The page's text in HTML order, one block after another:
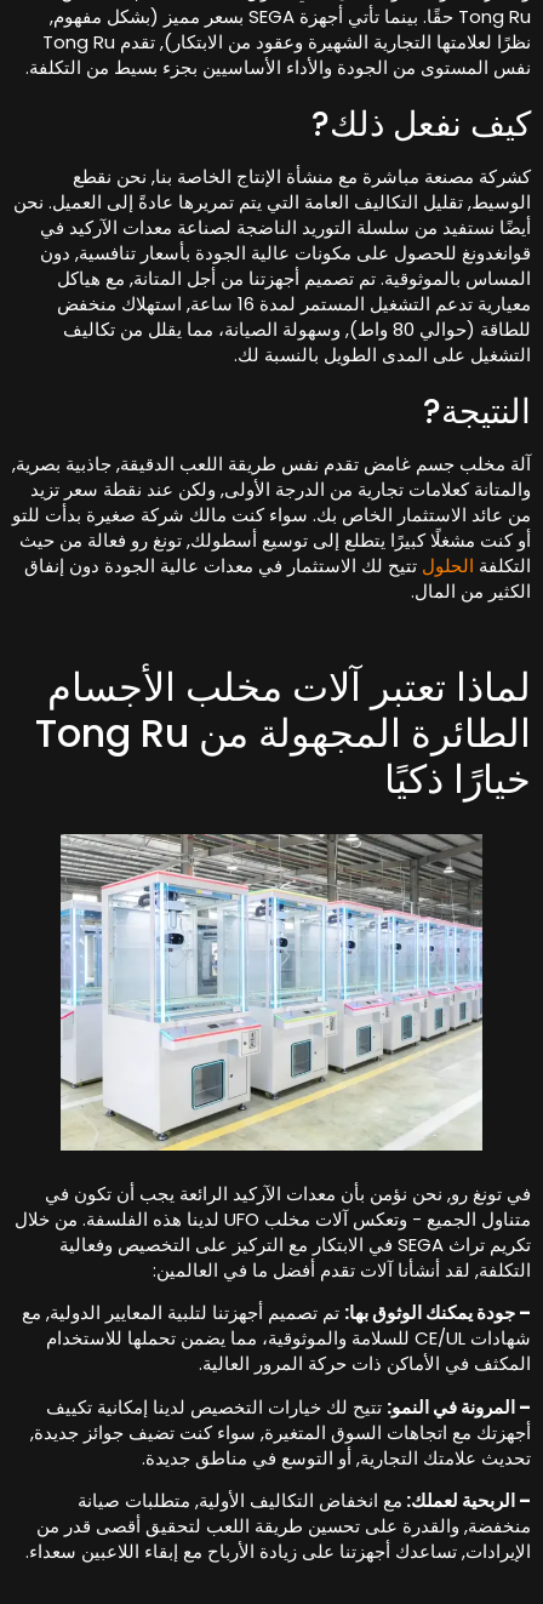
Tong Ru حقًا. بينما تأتي أجهزة SEGA بسعر مميز (بشكل مفهوم,
نظرًا لعلامتها التجارية الشهيرة وعقود من الابتكار), تقدم Tong Ru
المستوى من الجودة والأداء الأساسيين بجزء بسيط من التكلفة.
نفعل ذلك?
مصنعة مباشرة مع منشأة الإنتاج الخاصة بنا, نحن نقطع
تقليل التكاليف العامة التي يتم تمريرها عادةً إلى العميل. نحن
نستفيد من سلسلة التوريد الناضجة لصناعة معدات الآركيد في
للحصول على مكونات عالية الجودة بأسعار تنافسية, دون
بالموثوقية. تم تصميم أجهزتنا من أجل المتانة, مع هياكل
معيارية تدعم التشغيل المستمر لمدة 16 ساعة, استهلاك منخفض
للطاقة (حوالي 80 واط), وسهولة الصيانة، مما يقلل من تكاليف
على المدى الطويل بالنسبة لك.
مخلب جسم غامض تقدم نفس طريقة اللعب الدقيقة, جاذبية بصرية,
كعلامات تجارية من الدرجة الأولى, ولكن عند نقطة سعر تزيد
عائد الاستثمار الخاص بك. سواء كنت مالك شركة صغيرة بدأت للتو
كنت مشغلًا كبيرًا يتطلع إلى توسيع أسطولك, تونغ رو فعالة من حيث
الحلولتتيح لك الاستثمار في معدات عالية الجودة دون إنفاق
من المال.
تعتبر آلات مخلب الأجسام
الطائرة المجهولة من Tong Ru
ذكيًا
تونغ رو, نحن نؤمن بأن معدات الآركيد الرائعة يجب أن تكون في
متناول الجميع - وتعكس آلات مخلب UFO لدينا هذه الفلسفة. من خلال
تكريم تراث SEGA في الابتكار مع التركيز على التخصيص وفعالية
لقد أنشأنا آلات تقدم أفضل ما في العالمين:
جودة يمكنك الوثوق بها:تم تصميم أجهزتنا لتلبية المعايير الدولية, مع
شهادات CE/UL للسلامة والموثوقية، مما يضمن تحملها للاستخدام
في الأماكن ذات حركة المرور العالية.
المرونة في النمو:تتيح لك خيارات التخصيص لدينا إمكانية تكييف
مع اتجاهات السوق المتغيرة, سواء كنت تضيف جوائز جديدة,
علامتك التجارية, أو التوسع في مناطق جديدة.
الربحية لعملك:مع انخفاض التكاليف الأولية, متطلبات صيانة
والقدرة على تحسين طريقة اللعب لتحقيق أقصى قدر من
تساعدك أجهزتنا على زيادة الأرباح مع إبقاء اللاعبين سعداء.